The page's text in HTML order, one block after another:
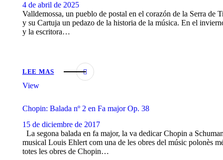
4 de abril de 2025
Valldemossa, un pueblo de postal en el corazón de la Serra de
y su Cartuja un pedazo de la historia de la música. En el
y la escritora…
LEE MAS
View
Chopin: Balada nº 2 en Fa major Op. 38
15 de diciembre de 2017
La segona balada en fa major, la va dedicar Chopin a
musical Louis Ehlert com una de les obres del músic polonès
totes les obres de Chopin…